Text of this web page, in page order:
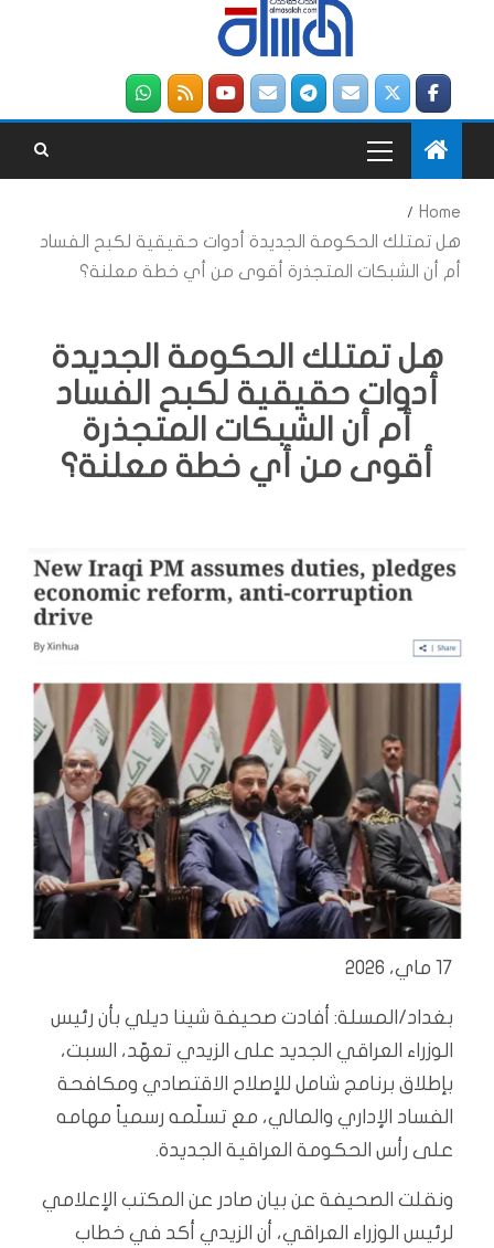
Home
هل تمتلك الحكومة الجديدة أدوات حقيقية لكبح الفساد
أم أن الشبكات المتجذرة أقوى من أي خطة معلنة؟
هل تمتلك الحكومة الجديدة
أدوات حقيقية لكبح الفساد
أم أن الشبكات المتجذرة
أقوى من أي خطة معلنة؟
17 ماي، 2026
بغداد/المسلة: أفادت صحيفة شينا ديلي بأن رئيس
الوزراء العراقي الجديد على الزيدي تعهّد، السبت،
بإطلاق برنامج شامل للإصلاح الاقتصادي ومكافحة
الفساد الإداري والمالي، مع تسلّمه رسمياً مهامه
على رأس الحكومة العراقية الجديدة.
ونقلت الصحيفة عن بيان صادر عن المكتب الإعلامي
لرئيس الوزراء العراقي، أن الزيدي أكد في خطاب